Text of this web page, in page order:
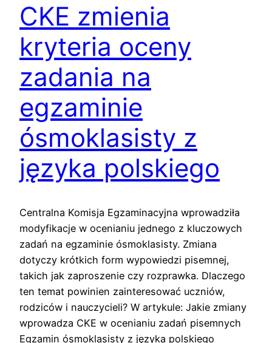
CKE zmienia
kryteria oceny
zadania na
egzaminie
ósmoklasisty z
języka polskiego
Centralna Komisja Egzaminacyjna wprowadziła
modyfikacje w ocenianiu jednego z kluczowych
zadań na egzaminie ósmoklasisty. Zmiana
dotyczy krótkich form wypowiedzi pisemnej,
takich jak zaproszenie czy rozprawka. Dlaczego
ten temat powinien zainteresować uczniów,
rodziców i nauczycieli? W artykule: Jakie zmiany
wprowadza CKE w ocenianiu zadań pisemnych
Egzamin ósmoklasisty z języka polskiego